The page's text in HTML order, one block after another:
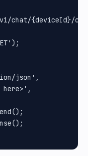
chat/{deviceId}/
json',
here>',